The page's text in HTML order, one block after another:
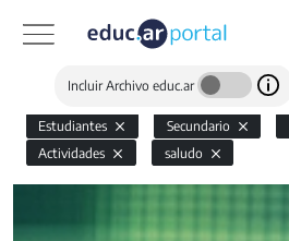
Incluir Archivo educ.ar
Estudiantes Secundario
Actividades
saludo